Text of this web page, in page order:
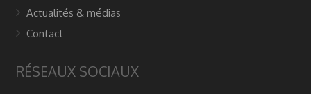
Actualités & médias
Contact
RÉSEAUX SOCIAUX